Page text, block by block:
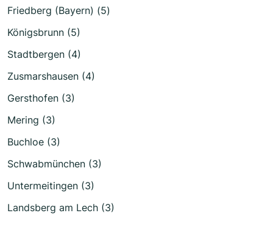
Friedberg (Bayern) (5)
Königsbrunn (5)
Stadtbergen (4)
Zusmarshausen (4)
Gersthofen (3)
Mering (3)
Buchloe (3)
Schwabmünchen (3)
Untermeitingen (3)
Landsberg am Lech (3)